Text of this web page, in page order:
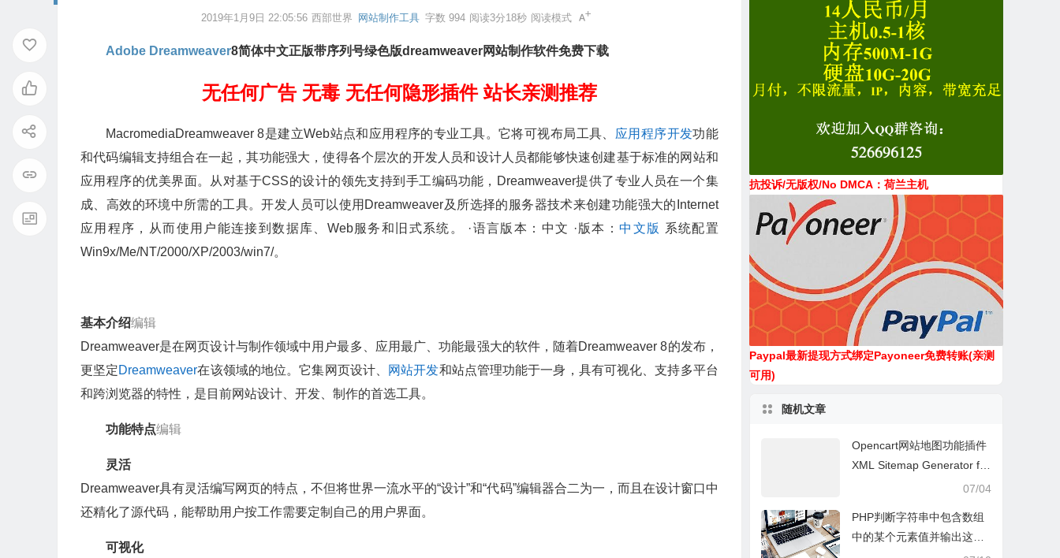
2019年1月9日 22:05:56 西部世界 网站制作工具 字数 994 阅读3分18秒 阅读模式
Adobe Dreamweaver8简体中文正版带序列号绿色版dreamweaver网站制作软件免费下载
无任何广告 无毒 无任何隐形插件 站长亲测推荐
MacromediaDreamweaver 8是建立Web站点和应用程序的专业工具。它将可视布局工具、 应用程序开发功能
和代码编辑支持组合在一起，其功能强大，使得各个层次的开发人员和设计人员都能够快速创建基于标准的网站和
应用程序的优美界面。从对基于CSS的设计的领先支持到手工编码功能，Dreamweaver提供了专业人员在一个集
成、高效的环境中所需的工具。开发人员可以使用Dreamweaver及所选择的服务器技术来创建功能强大的Internet
应用程序，从而使用户能连接到数据库、Web服务和旧式系统。 ·语言版本：中文 ·版本：中文版 系统配置
Win9x/Me/NT/2000/XP/2003/win7/。
基本介绍编辑
Dreamweaver是在网页设计与制作领域中用户最多、应用最广、功能最强大的软件，随着Dreamweaver 8的发布，
更坚定Dreamweaver在该领域的地位。它集网页设计、 网站开发和站点管理功能于一身，具有可视化、支持多平台
和跨浏览器的特性，是目前网站设计、开发、制作的首选工具。
功能特点编辑
灵活
Dreamweaver具有灵活编写网页的特点，不但将世界一流水平的“设计”和“代码”编辑器合二为一，而且在设计窗口中
还精化了源代码 ，能帮助用户按工作需要定制自己的用户界面。
可视化
抗投诉/无版权/No DMCA：荷兰主机
Paypal最新提现方式绑定Payoneer免费转账(亲测
可用)
随机文章
Opencart网站地图功能插件
XML Sitemap Generator for
07/04
PHP判断字符串中包含数组
中的某个元素值并输出这个